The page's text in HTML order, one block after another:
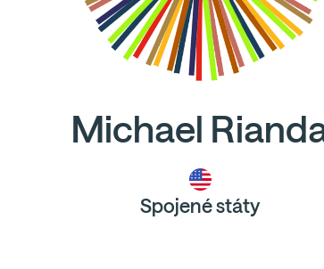
Michael
Spojené státy